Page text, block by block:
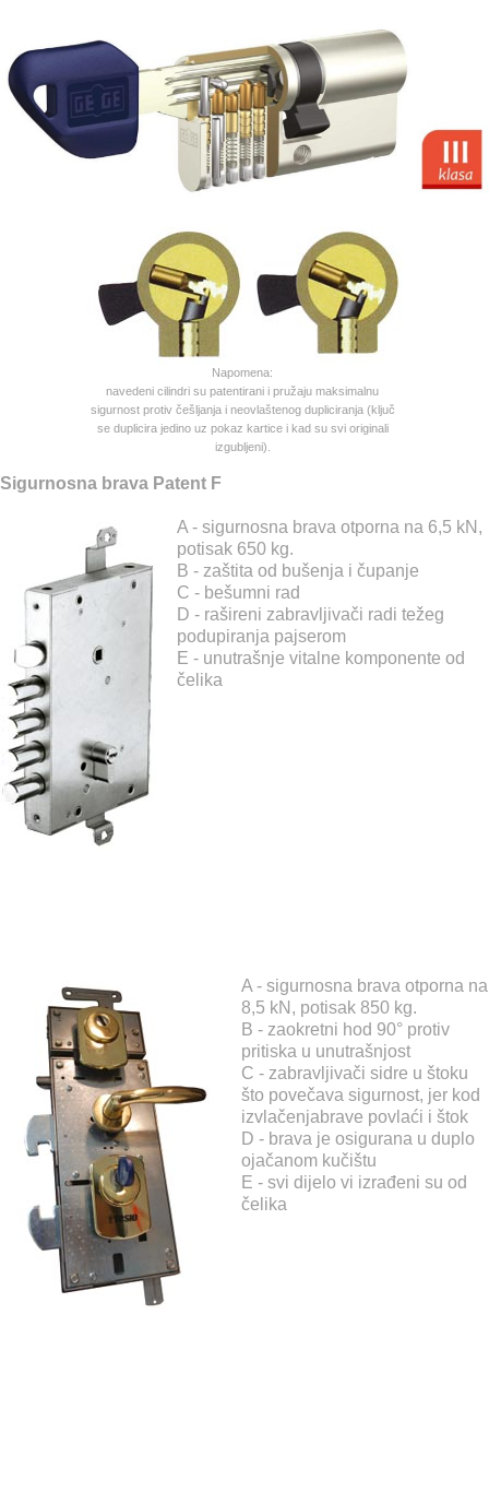
Napomena:
navedeni cilindri su patentirani i pružaju maksimalnu
sigurnost protiv češljanja i neovlaštenog dupliciranja (ključ
se duplicira jedino uz pokaz kartice i kad su svi originali
izgubljeni).
Sigurnosna brava Patent F
A - sigurnosna brava otporna na 6,5 kN,
potisak 650 kg.
B - zaštita od bušenja i čupanje
C - bešumni rad
D - rašireni zabravljivači radi težeg
podupiranja pajserom
E - unutrašnje vitalne komponente od
čelika
A - sigurnosna brava otporna na
8,5 kN, potisak 850 kg.
B - zaokretni hod 90° protiv
pritiska u unutrašnjost
C - zabravljivači sidre u štoku
što povečava sigurnost, jer kod
izvlačenjabrave povlaći i štok
D - brava je osigurana u duplo
ojačanom kučištu
E - svi dijelo vi izrađeni su od
čelika